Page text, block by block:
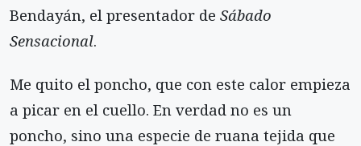
Bendayán, el presentador de Sábado
Sensacional.
Me quito el poncho, que con este calor empieza
a picar en el cuello. En verdad no es un
poncho, sino una especie de ruana tejida que